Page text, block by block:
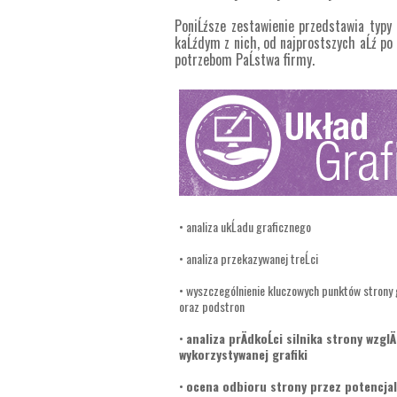
PoniĹźsze zestawienie przedstawia typy
kaĹźdym z nich, od najprostszych aĹź po
potrzebom PaĹstwa firmy.
• analiza ukĹadu graficznego
• analiza przekazywanej treĹci
• wyszczególnienie kluczowych punktów strony
oraz podstron
• analiza prÄdkoĹci silnika strony
wykorzystywanej grafiki
• ocena odbioru strony przez